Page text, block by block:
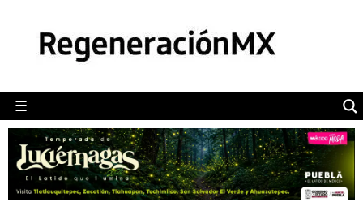
☰
POLÍTICA
CAMALEÓN
OPINIÓN
DEPORTES